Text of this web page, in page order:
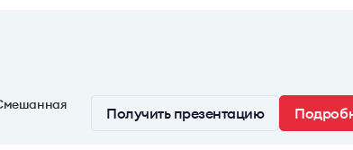
Получить презентацию